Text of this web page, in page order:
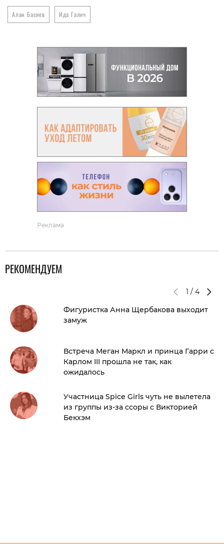
Алан Басиев Ида Галич
Реклама
РЕКОМЕНДУЕМ
1 / 4
Фигуристка Анна Щербакова выходит
замуж
Встреча Меган Маркл и принца Гарри с
Карлом III прошла не так, как
ожидалось
Участница Spice Girls чуть не вылетела
из группы из-за ссоры с Викторией
Бекхэм